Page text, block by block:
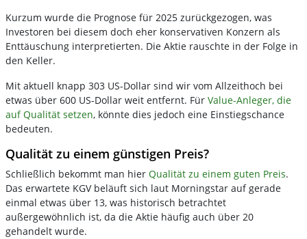
Kurzum wurde die Prognose für 2025 zurückgezogen, was
Investoren bei diesem doch eher konservativen Konzern als
Enttäuschung interpretierten. Die Aktie rauschte in der Folge in
den Keller.
Mit aktuell knapp 303 US-Dollar sind wir vom Allzeithoch bei
etwas über 600 US-Dollar weit entfernt. Für Value-Anleger, die
auf Qualität setzen, könnte dies jedoch eine Einstiegschance
bedeuten.
Qualität zu einem günstigen Preis?
Schließlich bekommt man hier Qualität zu einem guten Preis.
Das erwartete KGV beläuft sich laut Morningstar auf gerade
einmal etwas über 13, was historisch betrachtet
außergewöhnlich ist, da die Aktie häufig auch über 20
gehandelt wurde.